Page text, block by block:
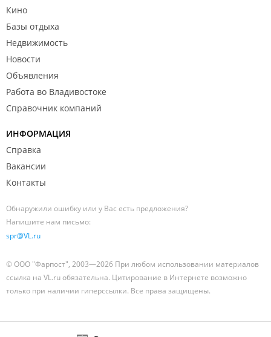
Кино
Базы отдыха
Недвижимость
Новости
Объявления
Работа во Владивостоке
Справочник компаний
ИНФОРМАЦИЯ
Справка
Вакансии
Контакты
Обнаружили ошибку или у Вас есть предложения?
Напишите нам письмо:
spr@VL.ru
© ООО "Фарпост", 2003—2026 При любом использовании материалов
ссылка на VL.ru обязательна. Цитирование в Интернете возможно
только при наличии гиперссылки. Все права защищены.